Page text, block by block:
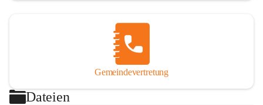
Gemeindevertretung
Dateien